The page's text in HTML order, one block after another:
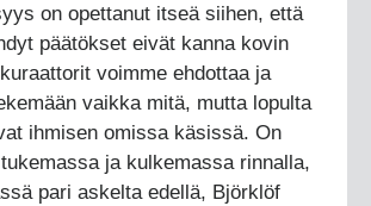
on opettanut itseä siihen, että
päätökset eivät kanna kovin
voimme ehdottaa ja
vaikka mitä, mutta lopulta
ihmisen omissa käsissä. On
ja kulkemassa rinnalla,
pari askelta edellä, Björklöf